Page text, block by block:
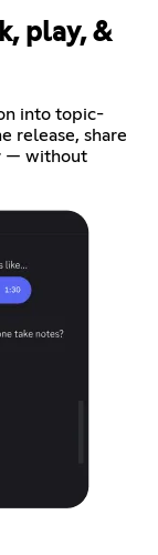
play, &
into topic-
release, share
— without